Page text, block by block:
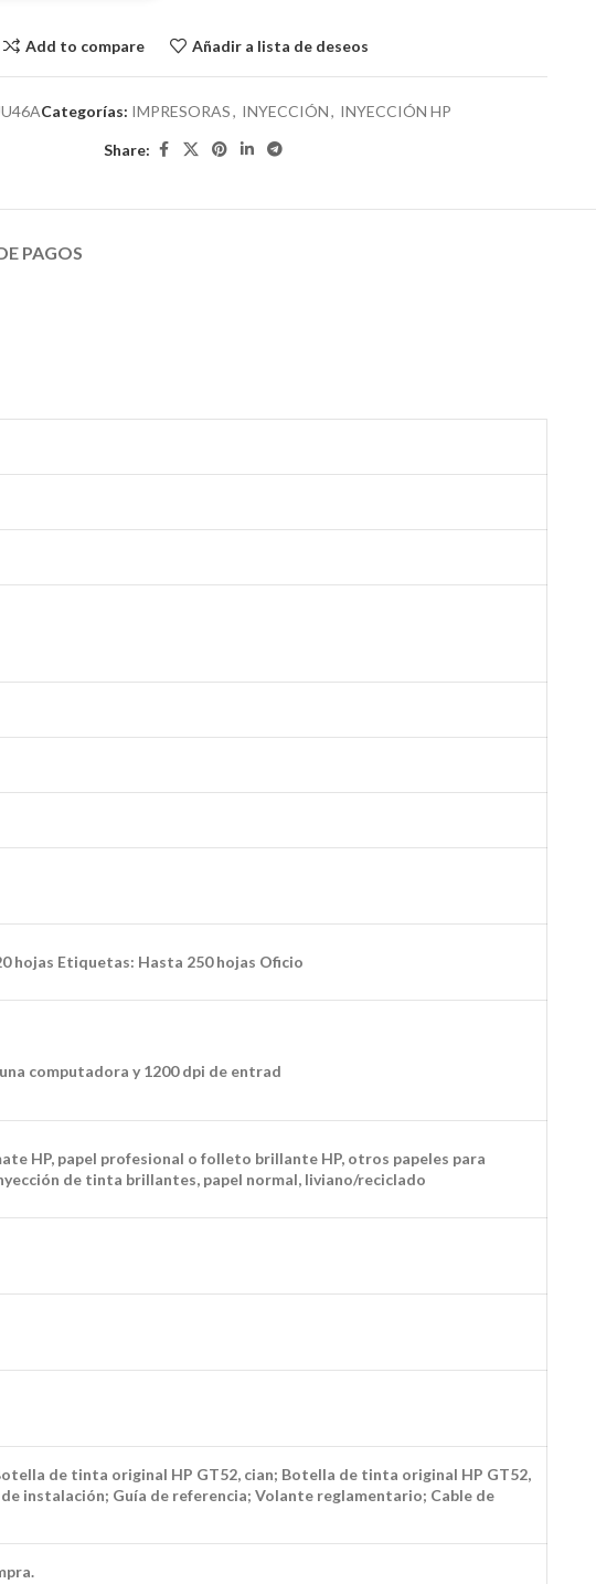
Add to compare Añadir a lista de deseos
Categorías: IMPRESORAS, INYECCIÓN, INYECCIÓN HP
Share:
PAGOS​
hojas Etiquetas: Hasta 250 hojas Oficio
computadora y 1200 dpi de entrad
HP, papel profesional o folleto brillante HP, otros papeles para
de tinta brillantes, papel normal, liviano/reciclado
de tinta original HP GT52, cian; Botella de tinta original HP GT52,
instalación; Guía de referencia; Volante reglamentario; Cable de